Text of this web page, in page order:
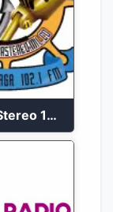
Marina Stereo 102.1 FM